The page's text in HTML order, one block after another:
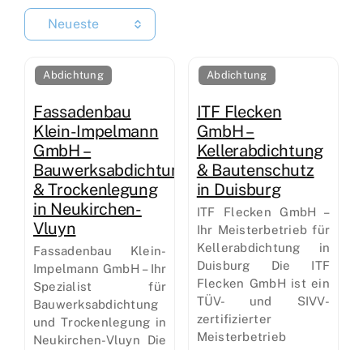
Neueste
Abdichtung
Fassadenbau
Klein-Impelmann
GmbH –
Bauwerksabdichtung
& Trockenlegung
in Neukirchen-
Vluyn
Fassadenbau Klein-
Impelmann GmbH – Ihr
Spezialist für
Bauwerksabdichtung
und Trockenlegung in
Neukirchen-Vluyn Die
Abdichtung
ITF Flecken
GmbH –
Kellerabdichtung
& Bautenschutz
in Duisburg
ITF Flecken GmbH –
Ihr Meisterbetrieb für
Kellerabdichtung in
Duisburg Die ITF
Flecken GmbH ist ein
TÜV- und SIVV-
zertifizierter
Meisterbetrieb